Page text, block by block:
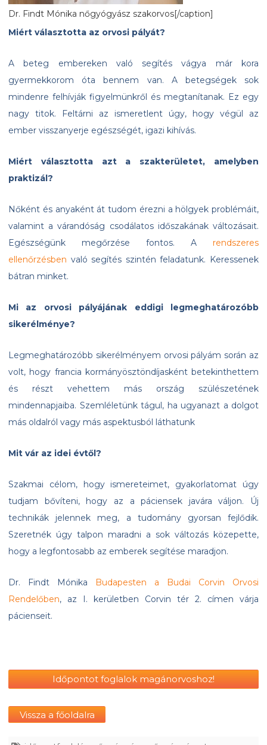
Dr. Findt Mónika nőgyógyász szakorvos[/caption]
Miért választotta az orvosi pályát?
A beteg embereken való segítés vágya már kora
gyermekkorom óta bennem van. A betegségek sok
mindenre felhívják figyelmünkről és megtanítanak. Ez egy
nagy titok. Feltárni az ismeretlent úgy, hogy végül az
ember visszanyerje egészségét, igazi kihívás.
Miért választotta azt a szakterületet, amelyben
praktizál?
Nőként és anyaként át tudom érezni a hölgyek problémáit,
valamint a várandóság csodálatos időszakának változásait.
Egészségünk megőrzése fontos. A rendszeres
ellenőrzésben való segítés szintén feladatunk. Keressenek
bátran minket.
Mi az orvosi pályájának eddigi legmeghatározóbb
sikerélménye?
Legmeghatározóbb sikerélményem orvosi pályám során az
volt, hogy francia kormányösztöndíjasként betekinthettem
és részt vehettem más ország szülészetének
mindennapjaiba. Szemléletünk tágul, ha ugyanazt a dolgot
más oldalról vagy más aspektusból láthatunk
Mit vár az idei évtől?
Szakmai célom, hogy ismereteimet, gyakorlatomat úgy
tudjam bővíteni, hogy az a páciensek javára váljon. Új
technikák jelennek meg, a tudomány gyorsan fejlődik.
Szeretnék úgy talpon maradni a sok változás közepette,
hogy a legfontosabb az emberek segítése maradjon.
Dr. Findt Mónika
Budapesten a Budai Corvin Orvosi
Rendelőben, az I. kerületben Corvin tér 2. címen várja
pácienseit.
Időpontot foglalok magánorvoshoz!
Vissza a főoldalra